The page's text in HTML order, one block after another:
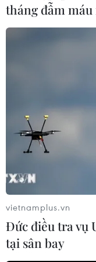
#Bạo lực
Theo dõi VietnamPlus
tháng đẫm
vietnamplus.vn
Đức điều tra vụ
tại sân bay